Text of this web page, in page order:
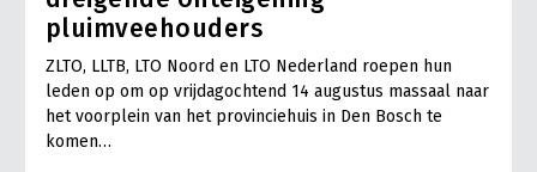
pluimveehouders
ZLTO, LLTB, LTO Noord en LTO Nederland roepen hun
leden op om op vrijdagochtend 14 augustus massaal naar
het voorplein van het provinciehuis in Den Bosch te
komen…